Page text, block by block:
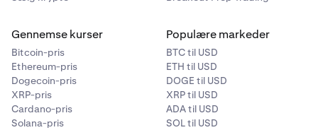
Gennemse kurser
Bitcoin-pris
Ethereum-pris
Dogecoin-pris
XRP-pris
Cardano-pris
Solana-pris
Populære markeder
BTC til USD
ETH til USD
DOGE til USD
XRP til USD
ADA til USD
SOL til USD